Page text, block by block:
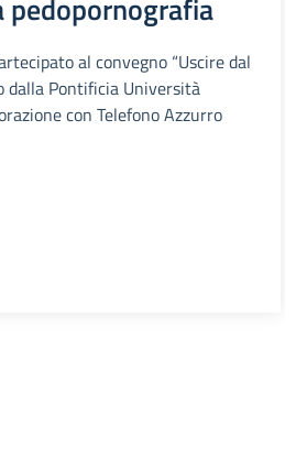
pedopornografia
al convegno “Uscire dal
dalla Pontificia Università
con Telefono Azzurro